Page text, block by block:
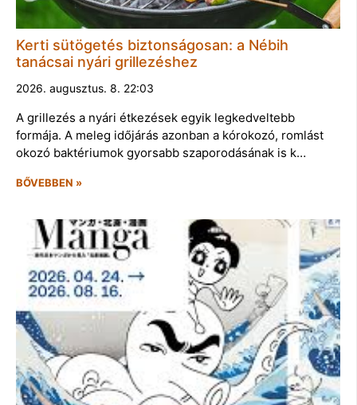
Kerti sütögetés biztonságosan: a Nébih
tanácsai nyári grillezéshez
2026. augusztus. 8. 22:03
A grillezés a nyári étkezések egyik legkedveltebb
formája. A meleg időjárás azonban a kórokozó, romlást
okozó baktériumok gyorsabb szaporodásának is k…
BŐVEBBEN »